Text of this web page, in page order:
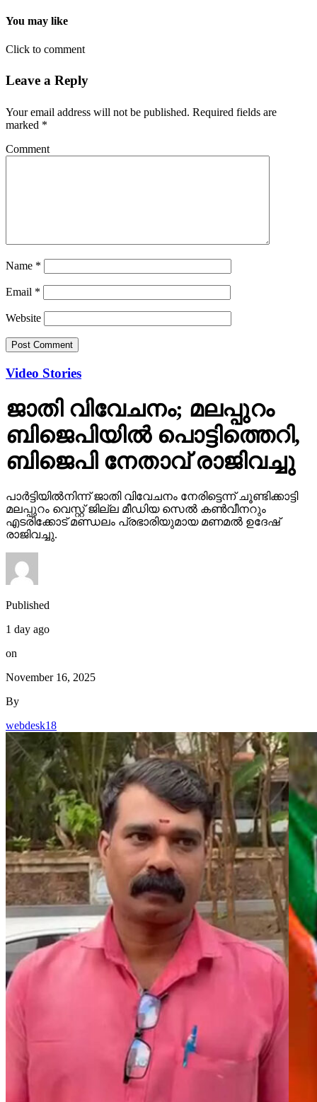
You may like
Click to comment
Leave a Reply
Your email address will not be published. Required fields are
marked *
Comment
Name *
Email *
Website
Video Stories
ജാതി വിവേചനം; മലപ്പുറം
ബിജെപിയില്‍ പൊട്ടിത്തെറി,
ബിജെപി നേതാവ് രാജിവച്ചു
പാര്‍ട്ടിയില്‍നിന്ന് ജാതി വിവേചനം നേരിട്ടെന്ന് ചൂണ്ടിക്കാട്ടി
മലപ്പുറം വെസ്റ്റ് ജില്ല മീഡിയ സെല്‍ കണ്‍വീനറും
എടരിക്കോട് മണ്ഡലം പ്രഭാരിയുമായ മണമല്‍ ഉദേഷ്
രാജിവച്ചു.
Published
1 day ago
on
November 16, 2025
By
webdesk18